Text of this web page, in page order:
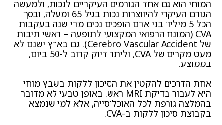
המוחי הוא גם אחד הגורמים העיקריים לנכות, ולמעשה
הגורם העיקרי להיווצרות נכות בגיל 65 ומעלה, ובסך
הכל 5 מיליון בני אדם הופכים נכים מדי שנה בעקבות
CVA (המונח הרפואי המקצועי לתופעה – ראשי תיבות
של Cerebro Vascular Accident). גם בארץ ישנם לא
מעט מקרים של CVA, וליתר דיוק קרוב ל-50 ביום,
בממוצע.
אחת הדרכים להקטין את הסיכון ללקות בשבץ מוחי
היא לעבור בדיקת MRI ראש. באופן טבעי לא מדובר
בהמלצה גורפת לכל האוכלוסייה, אלא למי שנמצא
בקבוצת סיכון ללקות ב-CVA.